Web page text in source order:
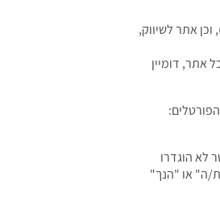
וכן אתר לשיווק,
אתר, דומיין
לא הוגדרו
ה" או "הנך"